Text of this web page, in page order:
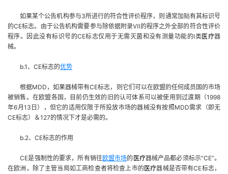
如果某个公告机构参与3所进行的符合性评价程序，则通常加贴有其标识号
的CE标志。由于公告机构需要参与除依据附录Ⅶ的程序之外全部的符合性评价
程序。因此没有标识号的CE标志仅用于无需灭菌和没有测量功能的Ⅰ类医疗器
械。
b.1、 CE标志的优势
根据MDD ，如果器械带有CE标志，则它们可以在欧盟的任何成员国的市场
被销售。在欧盟各国，目前仍生效的旧的认可体系可以被使用到过渡期（1998
年6月 13 日），但它的适用仅限于所投放市场的器械没有按照MDD需求（即无
CE标志）＆127的情况下才是必需的。
b.2、 CE标志的作用
CE是强制性的要求，所有销往欧盟市场的 医疗器械产品都必须标示“CE”。
在欧洲，除了主管当局如工商检查者将检查上市的 医疗器械是否带有CE标志，